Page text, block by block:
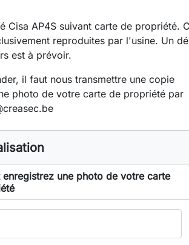
Cisa AP4S suivant carte de propriété.
reproduites par l'usine. Un
est à prévoir.
il faut nous transmettre une copie
photo de votre carte de propriété par
enregistrez une photo de votre carte